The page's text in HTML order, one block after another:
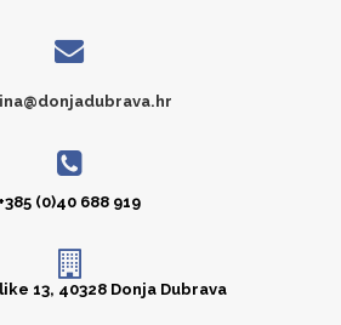
+385 (0)40 688 919
13, 40328 Donja Dubrava